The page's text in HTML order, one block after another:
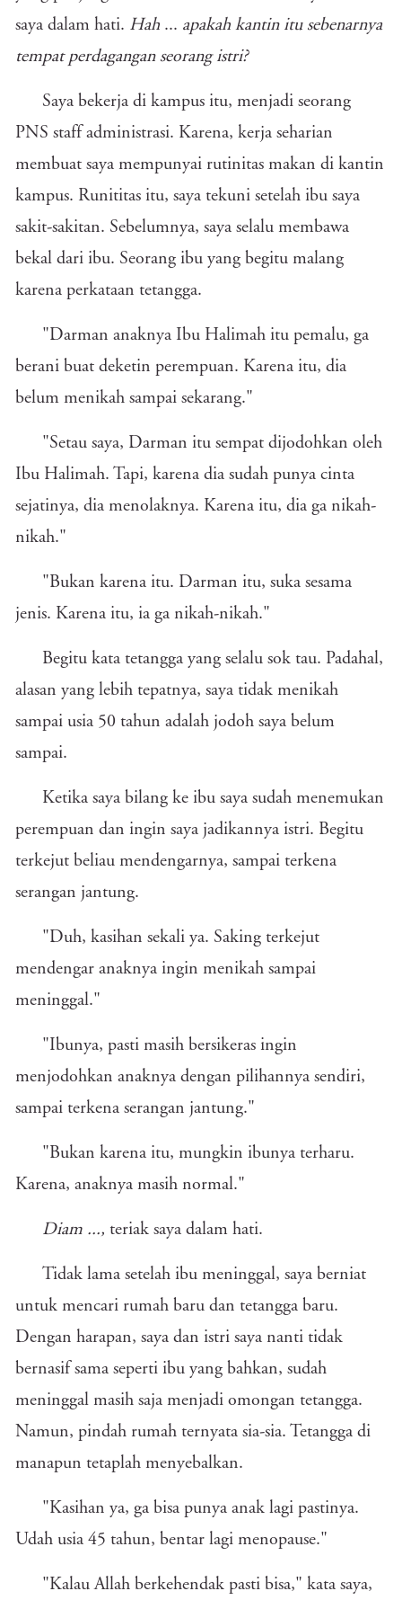
saya dalam hati. Hah ... apakah kantin itu sebenarnya
tempat perdagangan seorang istri?
Saya bekerja di kampus itu, menjadi seorang
PNS staff administrasi. Karena, kerja seharian
membuat saya mempunyai rutinitas makan di kantin
kampus. Runititas itu, saya tekuni setelah ibu saya
sakit-sakitan. Sebelumnya, saya selalu membawa
bekal dari ibu. Seorang ibu yang begitu malang
karena perkataan tetangga.
"Darman anaknya Ibu Halimah itu pemalu, ga
berani buat deketin perempuan. Karena itu, dia
belum menikah sampai sekarang."
"Setau saya, Darman itu sempat dijodohkan oleh
Ibu Halimah. Tapi, karena dia sudah punya cinta
sejatinya, dia menolaknya. Karena itu, dia ga nikah-
nikah."
"Bukan karena itu. Darman itu, suka sesama
jenis. Karena itu, ia ga nikah-nikah."
Begitu kata tetangga yang selalu sok tau. Padahal,
alasan yang lebih tepatnya, saya tidak menikah
sampai usia 50 tahun adalah jodoh saya belum
sampai.
Ketika saya bilang ke ibu saya sudah menemukan
perempuan dan ingin saya jadikannya istri. Begitu
terkejut beliau mendengarnya, sampai terkena
serangan jantung.
"Duh, kasihan sekali ya. Saking terkejut
mendengar anaknya ingin menikah sampai
meninggal."
"Ibunya, pasti masih bersikeras ingin
menjodohkan anaknya dengan pilihannya sendiri,
sampai terkena serangan jantung."
"Bukan karena itu, mungkin ibunya terharu.
Karena, anaknya masih normal."
Diam ..., teriak saya dalam hati.
Tidak lama setelah ibu meninggal, saya berniat
untuk mencari rumah baru dan tetangga baru.
Dengan harapan, saya dan istri saya nanti tidak
bernasif sama seperti ibu yang bahkan, sudah
meninggal masih saja menjadi omongan tetangga.
Namun, pindah rumah ternyata sia-sia. Tetangga di
manapun tetaplah menyebalkan.
"Kasihan ya, ga bisa punya anak lagi pastinya.
Udah usia 45 tahun, bentar lagi menopause."
"Kalau Allah berkehendak pasti bisa," kata saya,